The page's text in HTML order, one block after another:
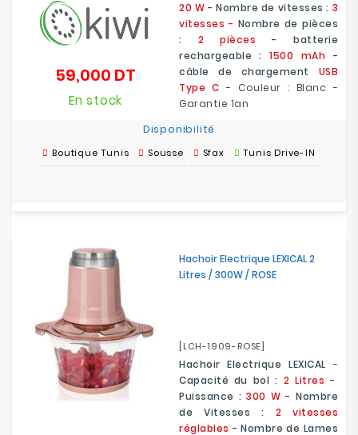
20 W - Nombre de vitesses : 3
vitesses - Nombre de pièces
: 2 pièces - batterie
rechargeable :1500 mAh -
câble de chargement USB
Type C - Couleur : Blanc -
Garantie 1an
59,000 DT
En stock
Disponibilité
Boutique Tunis Sousse Sfax Tunis Drive-IN
Hachoir Electrique LEXICAL 2
Litres / 300W / ROSE
[LCH-1909-ROSE]
Hachoir Electrique LEXICAL -
Capacité du bol : 2 Litres -
Puissance :300 W - Nombre
de Vitesses : 2 vitesses
réglables - Nombre de Lames